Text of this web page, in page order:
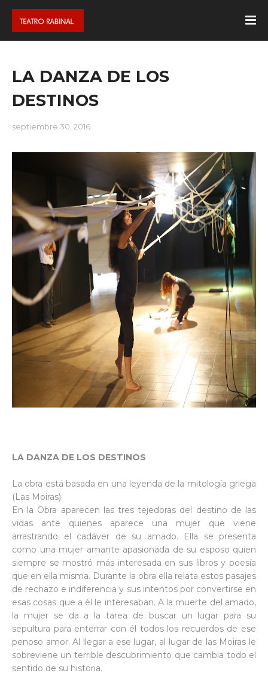
LA DANZA DE LOS
DESTINOS
septiembre 30, 2016
LA DANZA DE LOS DESTINOS
La obra está basada en una leyenda de la mitología griega
(Las Moiras)
En la Obra aparecen las tres tejedoras del destino de las
vidas ante quienes aparece una mujer que viene
arrastrando el cadáver de su amado. Ella se presenta
como una mujer amante apasionada de su esposo quien
siempre se mostró más interesada en sus libros y poesía
que en ella misma. Durante la obra ella relata estos pasajes
de rechazo e indiferencia y sus intentos por convertirse en
esas cosas que a él le interesaban. A la muerte del amado,
la mujer se da a la tarea de buscar un lugar para su
sepultura para enterrar con él todos los recuerdos de ese
penoso amor. Al llegar a ese lugar, al lugar de las Moiras le
sobreviene un terrible descubrimiento que cambia todo el
sentido de su historia.